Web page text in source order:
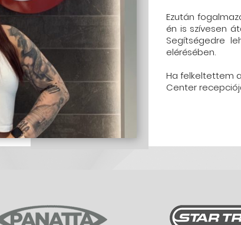
Ezután
én is szívesen
Segítségedre
elérésében.
Ha felkeltettem
Center